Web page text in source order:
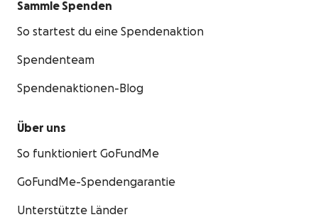
Sammle Spenden
So startest du eine Spendenaktion
Spendenteam
Spendenaktionen-Blog
Über uns
So funktioniert GoFundMe
GoFundMe-Spendengarantie
Unterstützte Länder